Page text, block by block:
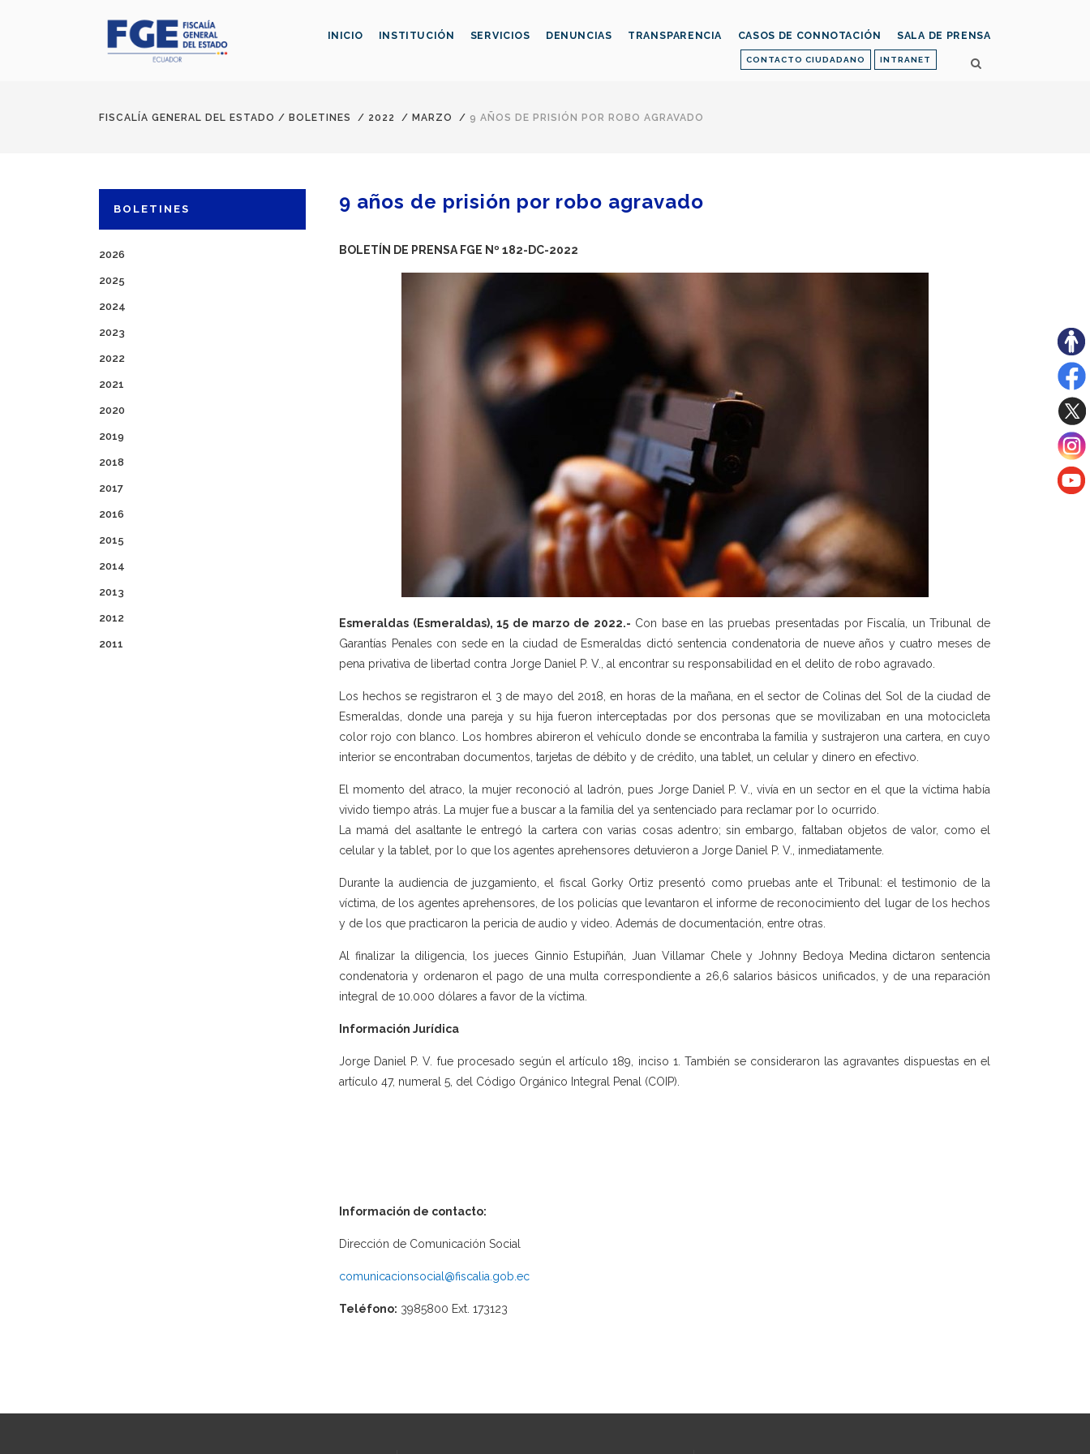
CONTACTO CIUDADANO INTRANET
INICIO INSTITUCIÓN SERVICIOS DENUNCIAS TRANSPARENCIA CASOS DE CONNOTACIÓN SALA DE PRENSA
FISCALÍA GENERAL DEL ESTADO / BOLETINES / 2022 / MARZO / 9 AÑOS DE PRISIÓN POR ROBO AGRAVADO
BOLETINES
2026
2025
2024
2023
2022
2021
2020
2019
2018
2017
2016
2015
2014
2013
2012
2011
9 años de prisión por robo agravado
BOLETÍN DE PRENSA FGE Nº 182-DC-2022
Esmeraldas (Esmeraldas), 15 de marzo de 2022.- Con base en las pruebas presentadas por Fiscalía, un Tribunal de
Garantías Penales con sede en la ciudad de Esmeraldas dictó sentencia condenatoria de nueve años y cuatro meses de
pena privativa de libertad contra Jorge Daniel P. V., al encontrar su responsabilidad en el delito de robo agravado.
Los hechos se registraron el 3 de mayo del 2018, en horas de la mañana, en el sector de Colinas del Sol de la ciudad de
Esmeraldas, donde una pareja y su hija fueron interceptadas por dos personas que se movilizaban en una motocicleta
color rojo con blanco. Los hombres abireron el vehículo donde se encontraba la familia y sustrajeron una cartera, en cuyo
interior se encontraban documentos, tarjetas de débito y de crédito, una tablet, un celular y dinero en efectivo.
El momento del atraco, la mujer reconoció al ladrón, pues Jorge Daniel P. V., vivía en un sector en el que la víctima había
vivido tiempo atrás. La mujer fue a buscar a la familia del ya sentenciado para reclamar por lo ocurrido.
La mamá del asaltante le entregó la cartera con varias cosas adentro; sin embargo, faltaban objetos de valor, como el
celular y la tablet, por lo que los agentes aprehensores detuvieron a Jorge Daniel P. V., inmediatamente.
Durante la audiencia de juzgamiento, el fiscal Gorky Ortiz presentó como pruebas ante el Tribunal: el testimonio de la
víctima, de los agentes aprehensores, de los policías que levantaron el informe de reconocimiento del lugar de los hechos
y de los que practicaron la pericia de audio y video. Además de documentación, entre otras.
Al finalizar la diligencia, los jueces Ginnio Estupiñán, Juan Villamar Chele y Johnny Bedoya Medina dictaron sentencia
condenatoria y ordenaron el pago de una multa correspondiente a 26,6 salarios básicos unificados, y de una reparación
integral de 10.000 dólares a favor de la víctima.
Información Jurídica
Jorge Daniel P. V. fue procesado según el artículo 189, inciso 1. También se consideraron las agravantes dispuestas en el
artículo 47, numeral 5, del Código Orgánico Integral Penal (COIP).
Información de contacto:
Dirección de Comunicación Social
comunicacionsocial@fiscalia.gob.ec
Teléfono: 3985800 Ext. 173123